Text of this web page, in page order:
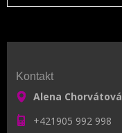
Kontakt
Alena Chorvátová
+421905 992 998